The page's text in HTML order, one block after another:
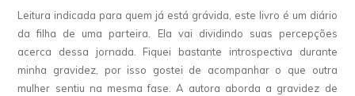
Leitura indicada para quem já está grávida, este livro é um diário
da filha de uma parteira. Ela vai dividindo suas percepções
acerca dessa jornada. Fiquei bastante introspectiva durante
minha gravidez, por isso gostei de acompanhar o que outra
mulher sentiu na mesma fase. A autora aborda a gravidez de